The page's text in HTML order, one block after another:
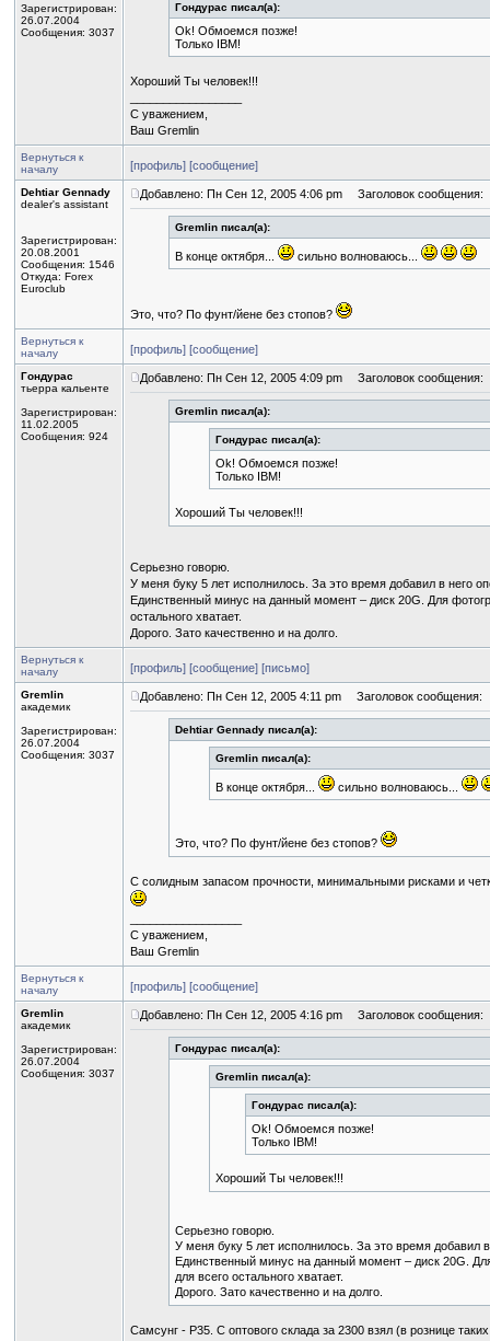
Зарегистрирован:
26.07.2004
Сообщения: 3037
Гондурас писал(а):
Ok! Обмоемся позже!
Только IBM!
Хороший Ты человек!!!
С уважением,
Ваш Gremlin
Вернуться к
началу
[профиль] [сообщение]
Dehtiar Gennady
dealer's assistant
Зарегистрирован:
20.08.2001
Сообщения: 1546
Откуда: Forex
Euroclub
Добавлено: Пн Сен 12, 2005 4:06 pm Заголовок сообщения:
Gremlin писал(а):
В конце октября... сильно волноваюсь...
Это, что? По фунт/йене без стопов?
Вернуться к
началу
[профиль] [сообщение]
Гондурас
тьерра кальенте
Зарегистрирован:
11.02.2005
Сообщения: 924
Добавлено: Пн Сен 12, 2005 4:09 pm Заголовок сообщения:
Gremlin писал(а):
Гондурас писал(а):
Ok! Обмоемся позже!
Только IBM!
Хороший Ты человек!!!
Серьезно говорю.
У меня буку 5 лет исполнилось. За это время добавил в него
Единственный минус на данный момент – диск 20G. Для
остального хватает.
Дорого. Зато качественно и на долго.
Вернуться к
началу
[профиль] [сообщение] [письмо]
Gremlin
академик
Зарегистрирован:
26.07.2004
Сообщения: 3037
Добавлено: Пн Сен 12, 2005 4:11 pm Заголовок сообщения:
Dehtiar Gennady писал(а):
Gremlin писал(а):
В конце октября... сильно волноваюсь...
Это, что? По фунт/йене без стопов?
С солидным запасом прочности, минимальными рисками и
С уважением,
Ваш Gremlin
Вернуться к
началу
[профиль] [сообщение]
Gremlin
академик
Зарегистрирован:
26.07.2004
Сообщения: 3037
Добавлено: Пн Сен 12, 2005 4:16 pm Заголовок сообщения:
Гондурас писал(а):
Gremlin писал(а):
Гондурас писал(а):
Ok! Обмоемся позже!
Только IBM!
Хороший Ты человек!!!
Серьезно говорю.
У меня буку 5 лет исполнилось. За это время добавил
Единственный минус на данный момент – диск 20G.
для всего остального хватает.
Дорого. Зато качественно и на долго.
Самсунг - P35. С оптового склада за 2300 взял (в рознице